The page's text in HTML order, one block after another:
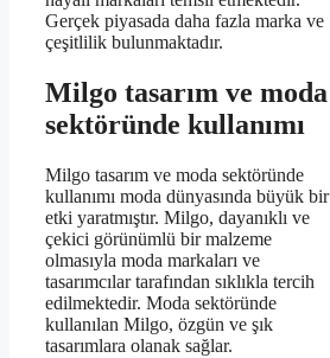
Gerçek piyasada daha fazla marka ve
çeşitlilik bulunmaktadır.
Milgo tasarım ve moda
sektöründe kullanımı
Milgo tasarım ve moda sektöründe
kullanımı moda dünyasında büyük bir
etki yaratmıştır. Milgo, dayanıklı ve
çekici görünümlü bir malzeme
olmasıyla moda markaları ve
tasarımcılar tarafından sıklıkla tercih
edilmektedir. Moda sektöründe
kullanılan Milgo, özgün ve şık
tasarımlara olanak sağlar.